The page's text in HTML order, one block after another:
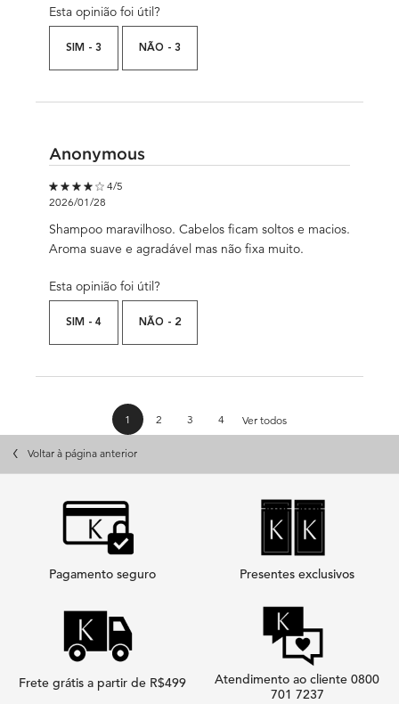
Esta opinião foi útil?
SIM - 3 NÃO - 3
Anonymous
4 out of 5 stars.
4/5
2026/01/28
Shampoo maravilhoso. Cabelos ficam soltos e macios.
Aroma suave e agradável mas não fixa muito.
Esta opinião foi útil?
SIM - 4 NÃO - 2
Page 1 of 4. Current page
1 2 3 4 Ver todos
Voltar à página anterior
Pagamento seguro Presentes exclusivos
Frete grátis a partir de R$499
Atendimento ao cliente 0800
701 7237